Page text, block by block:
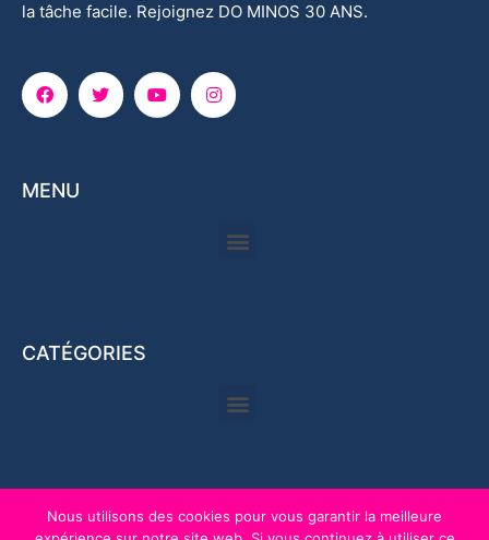
la tâche facile. Rejoignez DO MINOS 30 ANS.
MENU
CATÉGORIES
Nous utilisons des cookies pour vous garantir la meilleure